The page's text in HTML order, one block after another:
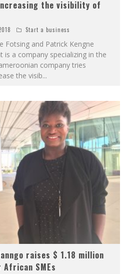
the visibility of
Start a business
Fotsing and Patrick Kengne
is a company specializing in the
company tries
the visib...
raises $ 1.18 million
SMEs